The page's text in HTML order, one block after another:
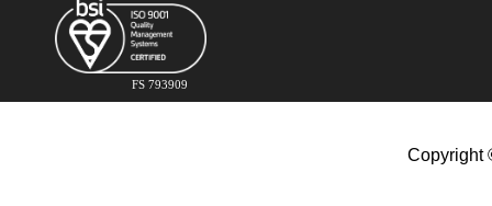
FS 793909
Copyright